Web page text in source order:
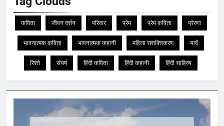
कविता जीवन दर्शन परिवार प्रेम प्रेम कविता प्रेरणा
भावनात्मक कविता भावनात्मक कहानी महिला सशक्तिकरण यादें
रिश्ते संघर्ष हिंदी कविता हिंदी कहानी हिंदी साहित्य